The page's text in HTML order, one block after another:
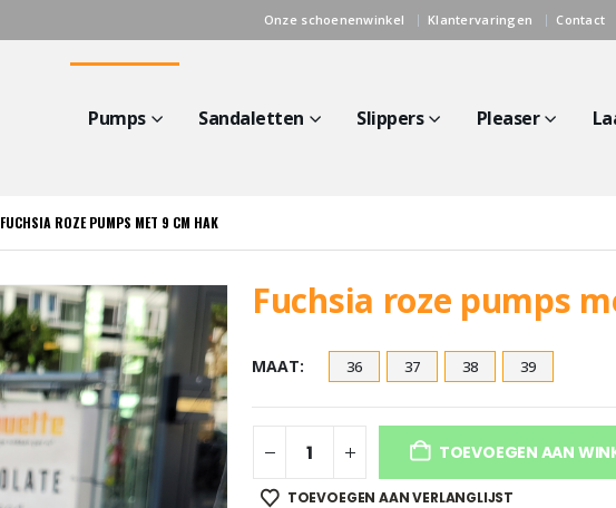
Onze schoenenwinkel Klantervaringen Contact
Pumps Sandaletten Slippers Pleaser
FUCHSIA ROZE PUMPS MET 9 CM HAK
Fuchsia roze pumps
MAAT 36 37 38 39
TOEVOEGEN AAN
TOEVOEGEN AAN VERLANGLIJST